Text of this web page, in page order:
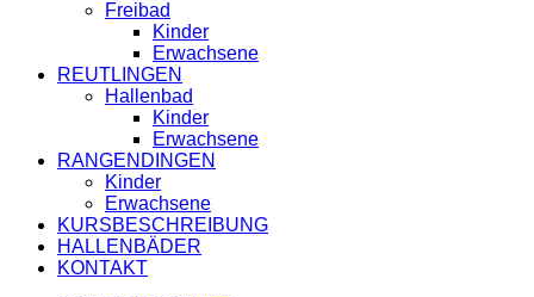
Freibad
Kinder
Erwachsene
REUTLINGEN
Hallenbad
Kinder
Erwachsene
RANGENDINGEN
Kinder
Erwachsene
KURSBESCHREIBUNG
HALLENBÄDER
KONTAKT